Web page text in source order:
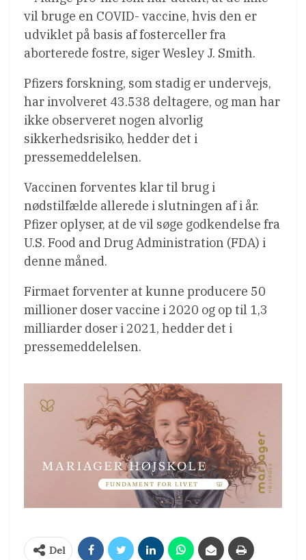
vil bruge en COVID- vaccine, hvis den er
udviklet på basis af fosterceller fra
aborterede fostre, siger Wesley J. Smith.
Pfizers forskning, som stadig er undervejs,
har involveret 43.538 deltagere, og man har
ikke observeret nogen alvorlig
sikkerhedsrisiko, hedder det i
pressemeddelelsen.
Vaccinen forventes klar til brug i
nødstilfælde allerede i slutningen af i år.
Pfizer oplyser, at de vil søge godkendelse fra
U.S. Food and Drug Administration (FDA) i
denne måned.
Firmaet forventer at kunne producere 50
millioner doser vaccine i 2020 og op til 1,3
milliarder doser i 2021, hedder det i
pressemeddelelsen.
Del